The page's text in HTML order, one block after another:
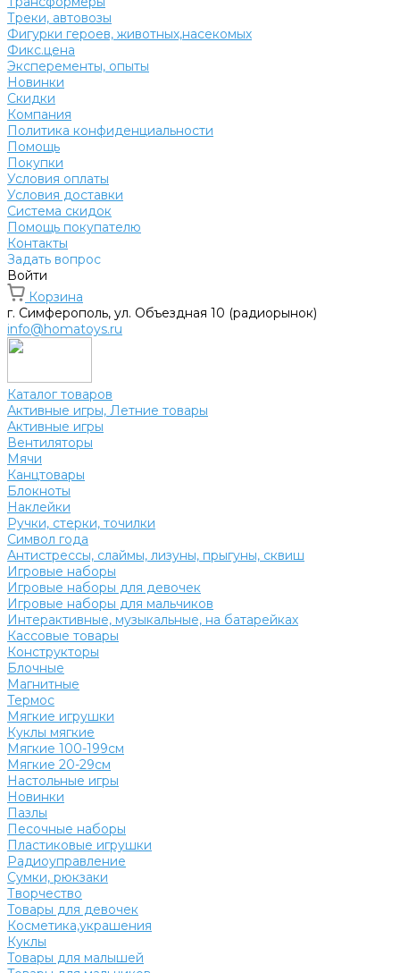
Треки, автовозы
Фигурки героев, животных,насекомых
Фикс.цена
Эксперементы, опыты
Новинки
Скидки
Компания
Политика конфиденциальности
Помощь
Покупки
Условия оплаты
Условия доставки
Система скидок
Помощь покупателю
Контакты
Задать вопрос
Войти
Корзина
г. Симферополь, ул. Объездная 10 (радиорынок)
info@homatoys.ru
Каталог товаров
Активные игры, Летние товары
Активные игры
Вентиляторы
Мячи
Канцтовары
Блокноты
Наклейки
Ручки, стерки, точилки
Символ года
Антистрессы, слаймы, лизуны, прыгуны, сквиш
Игровые наборы
Игровые наборы для девочек
Игровые наборы для мальчиков
Интерактивные, музыкальные, на батарейках
Кассовые товары
Конструкторы
Блочные
Магнитные
Термос
Мягкие игрушки
Куклы мягкие
Мягкие 100-199см
Мягкие 20-29см
Настольные игры
Новинки
Пазлы
Песочные наборы
Пластиковые игрушки
Радиоуправление
Сумки, рюкзаки
Творчество
Товары для девочек
Косметика,украшения
Куклы
Товары для малышей